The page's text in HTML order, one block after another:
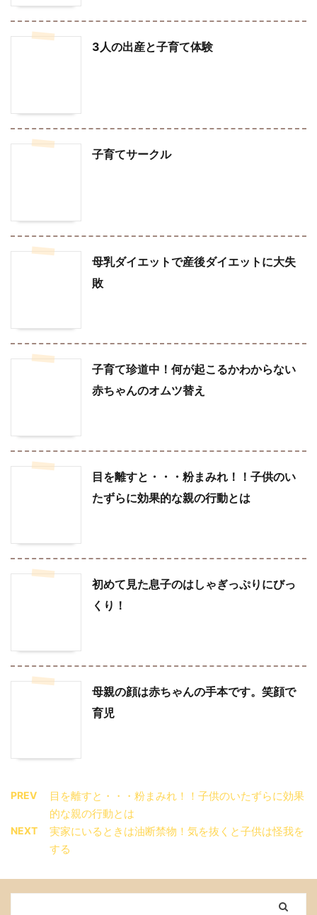
3人の出産と子育て体験
子育てサークル
母乳ダイエットで産後ダイエットに大失
敗
子育て珍道中！何が起こるかわからない
赤ちゃんのオムツ替え
目を離すと・・・粉まみれ！！子供のい
たずらに効果的な親の行動とは
初めて見た息子のはしゃぎっぷりにびっ
くり！
母親の顔は赤ちゃんの手本です。笑顔で
育児
PREV
目を離すと・・・粉まみれ！！子供のいたずらに効果
的な親の行動とは
NEXT
実家にいるときは油断禁物！気を抜くと子供は怪我を
する